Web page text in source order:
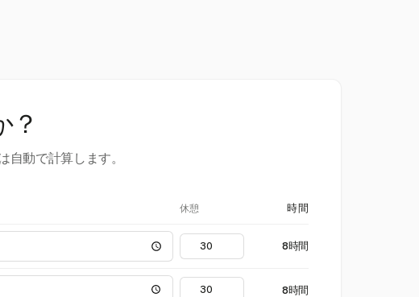
？
動で計算します。
休憩 時間
8時間
8時間